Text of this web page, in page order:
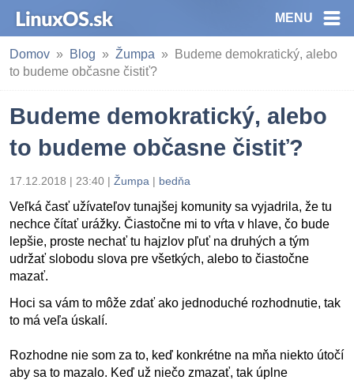
MENU
Domov Blog Žumpa
Budeme demokratický, alebo
to budeme občasne čistiť?
Budeme demokratický, alebo
to budeme občasne čistiť?
17.12.2018 | 23:40 | Žumpa | bedňa
Veľká časť užívateľov tunajšej komunity sa vyjadrila, že tu
nechce čítať urážky. Čiastočne mi to vŕta v hlave, čo bude
lepšie, proste nechať tu hajzlov pľuť na druhých a tým
udržať slobodu slova pre všetkých, alebo to čiastočne
mazať.
Hoci sa vám to môže zdať ako jednoduché rozhodnutie, tak
to má veľa úskalí.
Rozhodne nie som za to, keď konkrétne na mňa niekto útočí
aby sa to mazalo. Keď už niečo zmazať, tak úplne